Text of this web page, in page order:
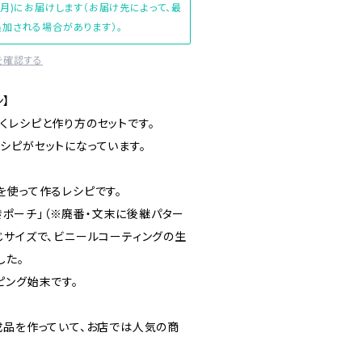
お届けします（お届け先によって、最
される場合があります）。
認する
シピと作り方のセットです。
がセットになっています。
って作るレシピです。
ーチ」（※廃番・文末に後継パター
イズで、ビニールコーティングの生
。
グ始末です。
を作っていて、お店では人気の商